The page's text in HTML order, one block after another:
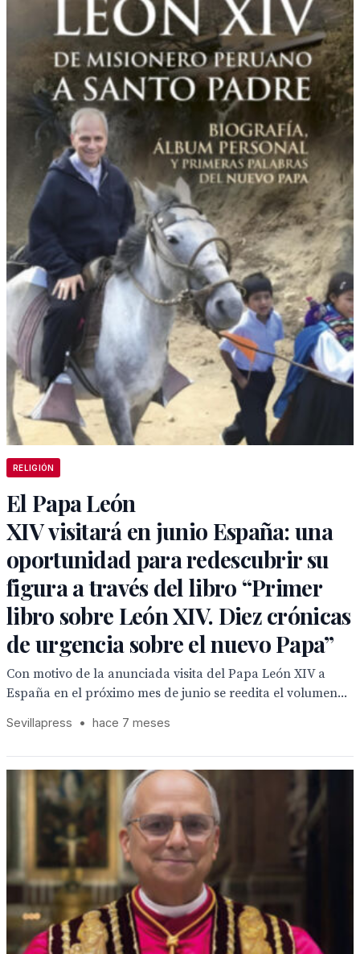
RELIGIÓN
El Papa León
XIV visitará en junio España: una
oportunidad para redescubrir su
figura a través del libro “Primer
libro sobre León XIV. Diez crónicas
de urgencia sobre el nuevo Papa”
Con motivo de la anunciada visita del Papa León XIV a
España en el próximo mes de junio se reedita el volumen...
Sevillapress • hace 7 meses